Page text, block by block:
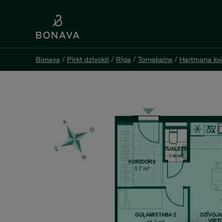
Bonava / Pirkt dzīvokli / Rīga / Torņakalns / Hartmaņa
Bonava / Pirkt dzīvokli / Rīga / Torņakalns / Hartmaņa